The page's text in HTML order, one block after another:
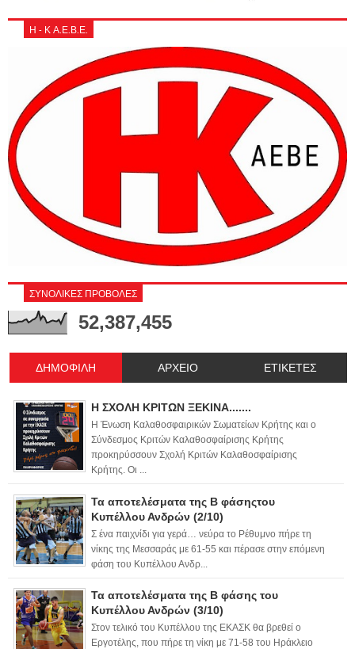
Η - Κ Α.Ε.Β.Ε.
ΣΥΝΟΛΙΚΕΣ ΠΡΟΒΟΛΕΣ
52,387,455
ΔΗΜΟΦΙΛΗ ΑΡΧΕΙΟ ΕΤΙΚΕΤΕΣ
Η ΣΧΟΛΗ ΚΡΙΤΩΝ ΞΕΚΙΝΑ.......
Η Ένωση Καλαθοσφαιρικών Σωματείων Κρήτης και ο
Σύνδεσμος Κριτών Καλαθοσφαίρισης Κρήτης
προκηρύσσουν Σχολή Κριτών Καλαθοσφαίρισης
Κρήτης. Οι ...
Τα αποτελέσματα της Β φάσηςτου
Κυπέλλου Ανδρών (2/10)
Σ ένα παιχνίδι για γερά… νεύρα το Ρέθυμνο πήρε τη
νίκης της Μεσσαράς με 61-55 και πέρασε στην επόμενη
φάση του Κυπέλλου Ανδρ...
Τα αποτελέσματα της Β φάσης του
Κυπέλλου Ανδρών (3/10)
Στον τελικό του Κυπέλλου της ΕΚΑΣΚ θα βρεθεί ο
Εργοτέλης, που πήρε τη νίκη με 71-58 του Ηράκλειο